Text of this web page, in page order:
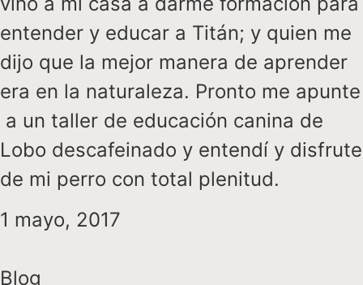
entender y educar a Titán; y quien me
dijo que la mejor manera de aprender
era en la naturaleza. Pronto me apunte
a un taller de educación canina de
Lobo descafeinado y entendí y disfrute
de mi perro con total plenitud.
1 mayo, 2017
Blog